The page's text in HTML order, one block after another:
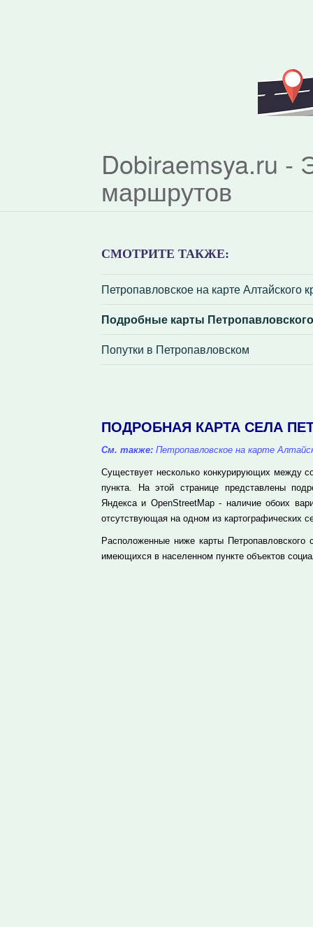
Dobiraemsya.ru -
маршрутов
СМОТРИТЕ ТАКЖЕ:
Петропавловское на карте Алтайского
Подробные карты Петропавловского
Попутки в Петропавловском
ПОДРОБНАЯ КАРТА СЕЛА
См. также: Петропавловское на карте
Существует несколько конкурирующих между
пункта. На этой странице представлены
Яндекса и OpenStreetMap - наличие обоих
отсутствующая на одном из картографических
Расположенные ниже карты
имеющихся в населенном пункте объектов